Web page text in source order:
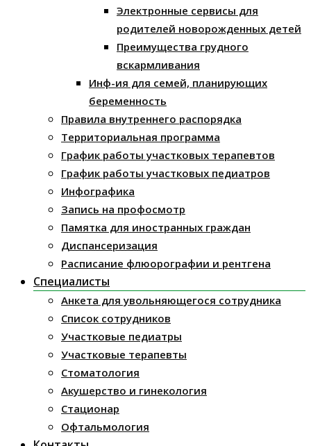
Электронные сервисы для
родителей новорожденных детей
Преимущества грудного
вскармливания
Инф-ия для семей, планирующих
беременность
Правила внутреннего распорядка
Территориальная программа
График работы участковых терапевтов
График работы участковых педиатров
Инфографика
Запись на профосмотр
Памятка для иностранных граждан
Диспансеризация
Расписание флюорографии и рентгена
Специалисты
Анкета для увольняющегося сотрудника
Список сотрудников
Участковые педиатры
Участковые терапевты
Стоматология
Акушерство и гинекология
Стационар
Офтальмология